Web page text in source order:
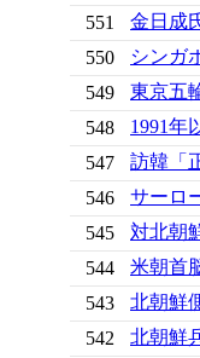
551
金日成
550
シンガ
549
東京五
548
1991年
547
訪韓「
546
サーロ
545
対北朝
544
米朝首
543
北朝鮮
542
北朝鮮